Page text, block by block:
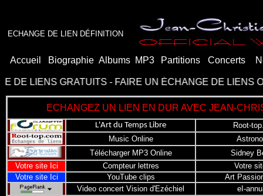
ECHANGE DE LIEN DÉFINITION
Accueil Biographie Albums MP3 Partitions Concerts
GRATUITS-FAIRE UN ÉCHANGE DE LIENS OU
ECHANGEZ UN LIEN EN DUR AVEC JEAN-
L'Art du Temps Libre
Root-
Music Online
Télécharger MP3 Online
Sidney
Votre site Ici
Compteur lettres
Votre
Votre site Ici
YouTube clips
Art
Video concert Vision d'Ezéchiel
eI-